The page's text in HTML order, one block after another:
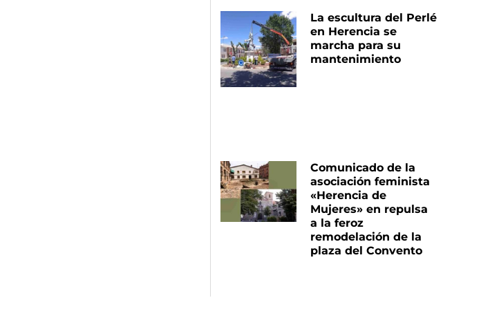
La escultura del Perlé
en Herencia se
marcha para su
mantenimiento
Comunicado de la
asociación feminista
«Herencia de
Mujeres» en repulsa
a la feroz
remodelación de la
plaza del Convento